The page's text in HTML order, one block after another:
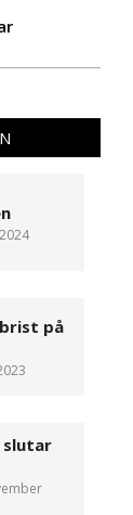
på
slutar